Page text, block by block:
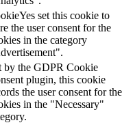
set this cookie to
the user consent for the
in the category
by the GDPR Cookie
plugin, this cookie
the user consent for the
in the "Necessary"